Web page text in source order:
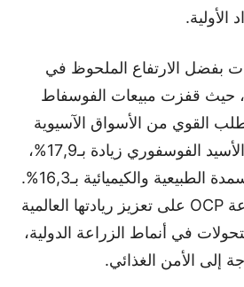
الأولية.
بفضل الارتفاع الملحوظ في
حيث قفزت مبيعات الفوسفاط
الطلب القوي من الأسواق الآسيوية
واللاتينية، بينما سجل الأسيد الفوسفوري زيادة بـ17,9%،
وارتفعت صادرات الأسمدة الطبيعية والكيميائية بـ16,3%.
أداء يؤكد قدرة مجموعة OCP على تعزيز ريادتها العالمية
في أنماط الزراعة الدولية،
إلى الأمن الغذائي.